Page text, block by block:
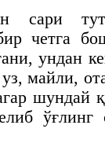
четга
ундан
майли,
шундай
ўғлинг